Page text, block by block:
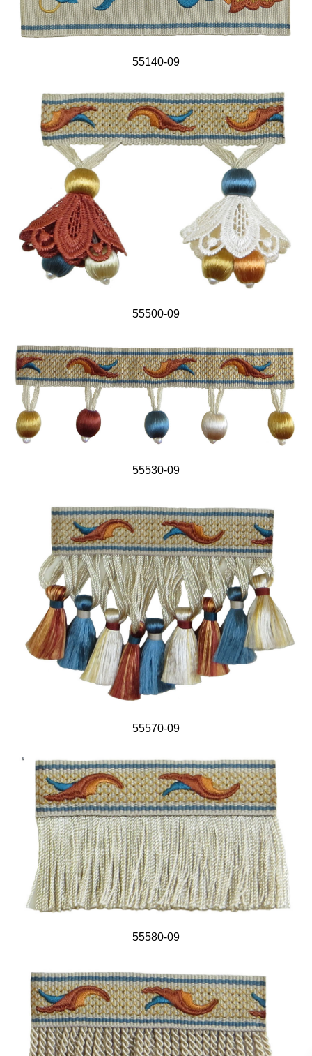
55140-09
55500-09
55530-09
55570-09
55580-09